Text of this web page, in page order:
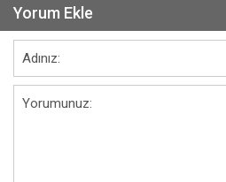
Yorum Ekle